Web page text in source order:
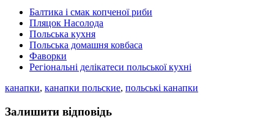
Балтика і смак копченої риби
Пляцок Насолода
Польська кухня
Польська домашня ковбаса
Фаворки
Регіональні делікатеси польської кухні
канапки, канапки польские, польські канапки
Залишити відповідь